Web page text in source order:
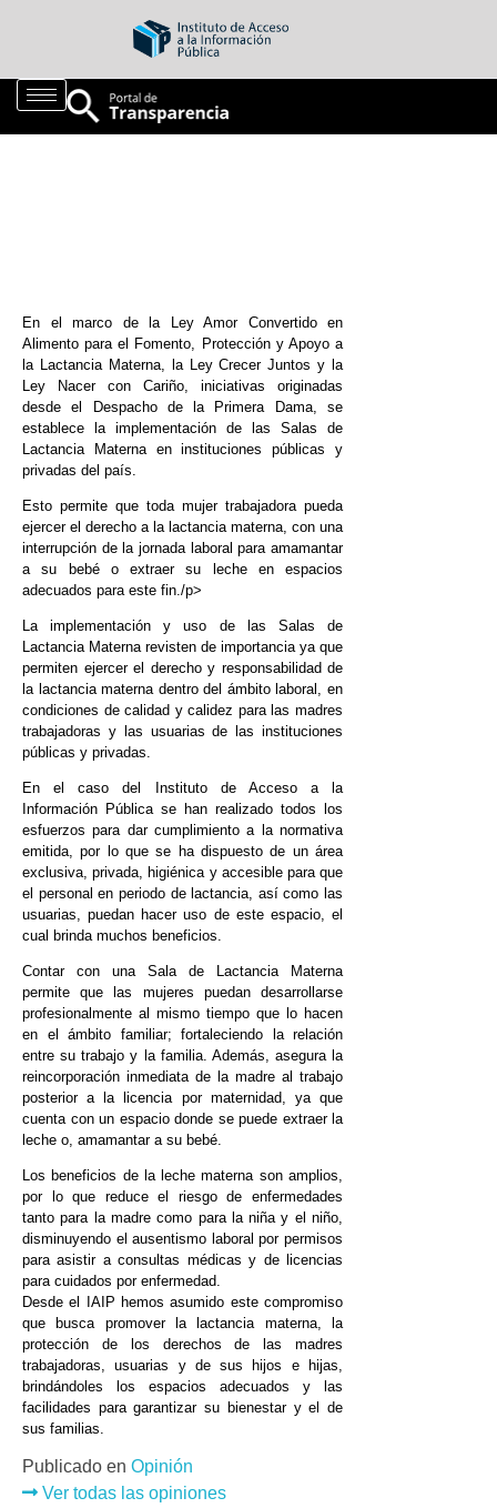
En el marco de la Ley Amor Convertido en
Alimento para el Fomento, Protección y Apoyo a
la Lactancia Materna, la Ley Crecer Juntos y la
Ley Nacer con Cariño, iniciativas originadas
desde el Despacho de la Primera Dama, se
establece la implementación de las Salas de
Lactancia Materna en instituciones públicas y
privadas del país.
Esto permite que toda mujer trabajadora pueda
ejercer el derecho a la lactancia materna, con una
interrupción de la jornada laboral para amamantar
a su bebé o extraer su leche en espacios
adecuados para este fin./p>
La implementación y uso de las Salas de
Lactancia Materna revisten de importancia ya que
permiten ejercer el derecho y responsabilidad de
la lactancia materna dentro del ámbito laboral, en
condiciones de calidad y calidez para las madres
trabajadoras y las usuarias de las instituciones
públicas y privadas.
En el caso del Instituto de Acceso a la
Información Pública se han realizado todos los
esfuerzos para dar cumplimiento a la normativa
emitida, por lo que se ha dispuesto de un área
exclusiva, privada, higiénica y accesible para que
el personal en periodo de lactancia, así como las
usuarias, puedan hacer uso de este espacio, el
cual brinda muchos beneficios.
Contar con una Sala de Lactancia Materna
permite que las mujeres puedan desarrollarse
profesionalmente al mismo tiempo que lo hacen
en el ámbito familiar; fortaleciendo la relación
entre su trabajo y la familia. Además, asegura la
reincorporación inmediata de la madre al trabajo
posterior a la licencia por maternidad, ya que
cuenta con un espacio donde se puede extraer la
leche o, amamantar a su bebé.
Los beneficios de la leche materna son amplios,
por lo que reduce el riesgo de enfermedades
tanto para la madre como para la niña y el niño,
disminuyendo el ausentismo laboral por permisos
para asistir a consultas médicas y de licencias
para cuidados por enfermedad.
Desde el IAIP hemos asumido este compromiso
que busca promover la lactancia materna, la
protección de los derechos de las madres
trabajadoras, usuarias y de sus hijos e hijas,
brindándoles los espacios adecuados y las
facilidades para garantizar su bienestar y el de
sus familias.
Publicado en Opinión
Ver todas las opiniones